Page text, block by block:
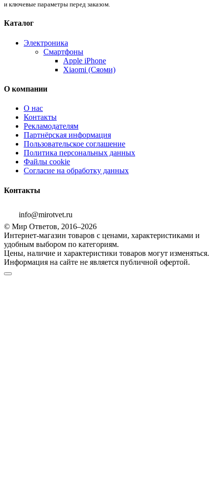
и ключевые параметры перед заказом.
Каталог
Электроника
Смартфоны
Apple iPhone
Xiaomi (Сяоми)
О компании
О нас
Контакты
Рекламодателям
Партнёрская информация
Пользовательское соглашение
Политика персональных данных
Файлы cookie
Согласие на обработку данных
Контакты
info@mirotvet.ru
© Мир Ответов, 2016–2026
Интернет-магазин товаров с ценами, характеристиками и
удобным выбором по категориям.
Цены, наличие и характеристики товаров могут изменяться.
Информация на сайте не является публичной офертой.